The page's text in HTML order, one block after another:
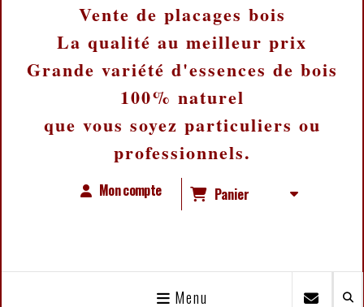
Vente de placages bois
La qualité au meilleur prix
Grande variété d'essences de bois
100% naturel
que vous soyez particuliers ou
professionnels.
Mon compte Panier
Menu